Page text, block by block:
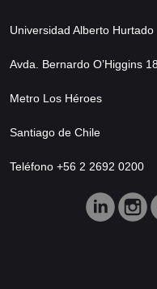
Universidad Alberto Hurtado
Avda. Bernardo O’Higgins
Metro Los Héroes
Santiago de Chile
Teléfono +56 2 2692 0200